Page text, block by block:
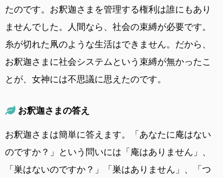
たのです。お釈迦さまを管理する権利は誰にもあり
ませんでした。人間なら、社会の束縛が必要です。
糸が切れた凧のような生活はできません。だから、
お釈迦さまに社会システムという束縛が無かったこ
とが、女神には不思議に思えたのです。
お釈迦さまの答え
お釈迦さまは簡単に答えます。「あなたに庵はない
のですか？」という問いには「庵はありません」、
「巣はないのですか？」「巣はありません」、「つ